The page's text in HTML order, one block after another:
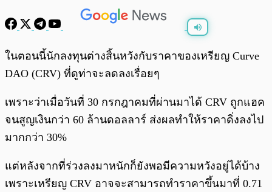
พร้อมเล่น 0:00
ในตอนนี้นักลงทุนต่างสิ้นหวังกับราคาของเหรียญ Curve
DAO (CRV) ที่ดูท่าจะลดลงเรื่อยๆ
เพราะว่าเมื่อวันที่ 30 กรกฎาคมที่ผ่านมาได้ CRV ถูกแฮค
จนสูญเงินกว่า 60 ล้านดอลลาร์ ส่งผลทำให้ราคาดิ่งลงไป
มากกว่า 30%
แต่หลังจากที่ร่วงลงมาหนักก็ยังพอมีความหวังอยู่ได้บ้าง
เพราะเหรียญ CRV อาจจะสามารถทำราคาขึ้นมาที่ 0.71